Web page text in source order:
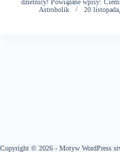
dzielnicy! Powiązane wpisy:
Astroholik
20
Copyright © 2026 - Motyw WordPress